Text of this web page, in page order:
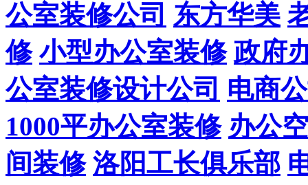
公室装修公司 东方华美
修 小型办公室装修 政府
公室装修设计公司 电商
1000平办公室装修 办公
间装修 洛阳工长俱乐部